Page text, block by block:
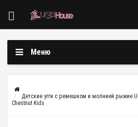
Меню
Детские угги с ремешком и молнией рыжие
Chestnut Kids